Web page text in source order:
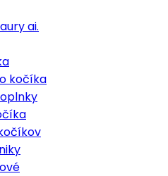
ai.
kočíka